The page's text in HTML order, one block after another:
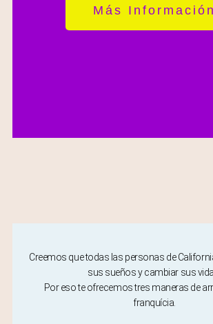
Más Información
Creemos que todas las personas de
sus sueños y cambiar sus
Por eso te ofrecemos tres maneras de
franquícia.